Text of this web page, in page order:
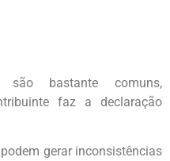
são bastante comuns,
faz a declaração
gerar inconsistências